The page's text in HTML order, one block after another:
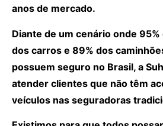
anos de mercado.
Diante de um cenário onde
dos carros e 89% dos
possuem seguro no Brasil, a
atender clientes que não têm
veículos nas seguradoras